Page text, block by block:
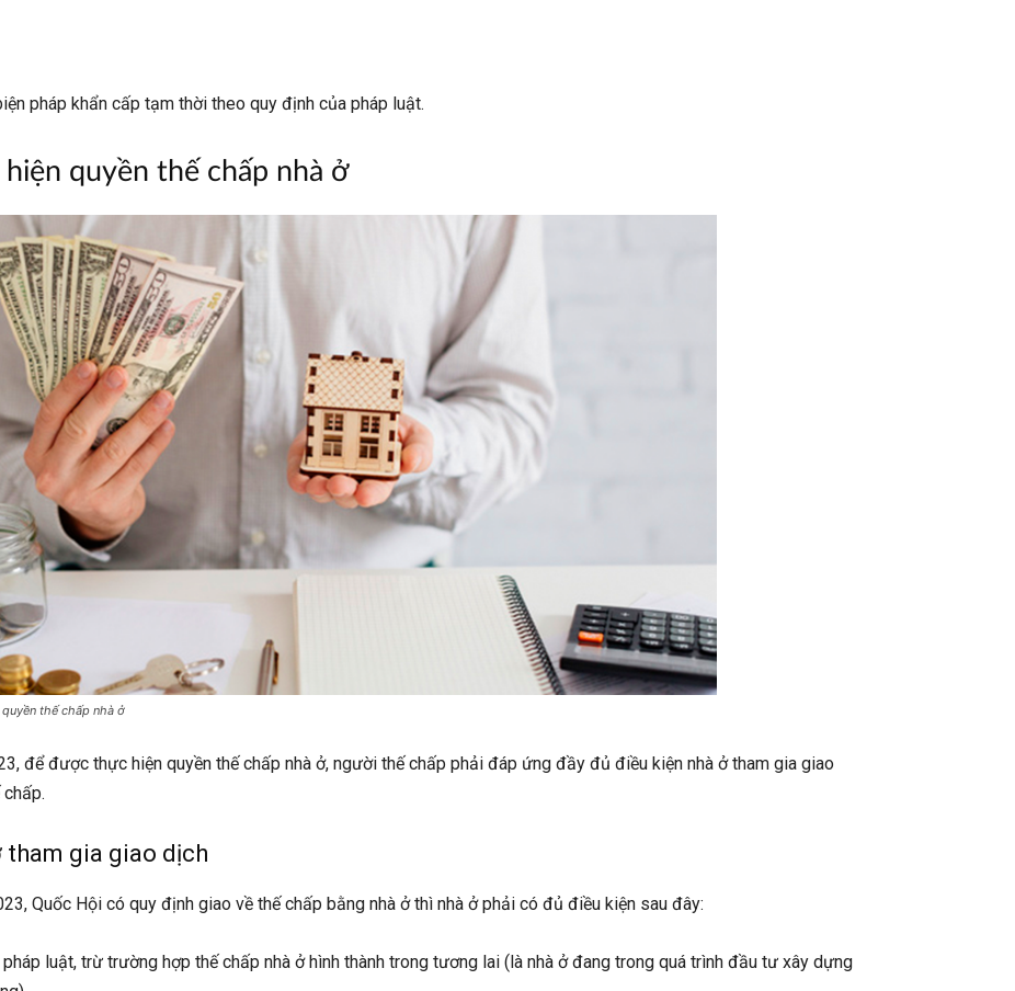
pháp khẩn cấp tạm thời theo quy định của pháp luật.
quyền thế chấp nhà ở
thế chấp nhà ở
để được thực hiện quyền thế chấp nhà ở, người thế chấp phải đáp ứng đầy đủ điều kiện nhà ở tham gia giao
tham gia giao dịch
Quốc Hội có quy định giao về thế chấp bằng nhà ở thì nhà ở phải có đủ điều kiện sau đây:
luật, trừ trường hợp thế chấp nhà ở hình thành trong tương lai (là nhà ở đang trong quá trình đầu tư xây dựng